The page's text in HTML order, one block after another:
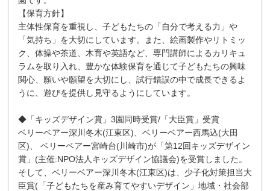
【保育方針】
主体性保育を重視し、子どもたちの「自分で考える力」や
「気持ち」を大切にしています。また、絵画製作やリトミッ
ク、体操や茶道、木育や英語など、専門講師によるカリキュ
ラムを取り入れ、豊かな体験保育を通じて子どもたちの興味
関心、願いや願望を大切にし、試行錯誤の中で成長できるよ
うに、遊びを提供し見守るようにしています。
◆「キッズデザイン賞」3園同時受賞/「大臣賞」受賞
ベリーベアー深川冬木(江東区)、ベリーベアー西馬込(大田
区)、 ベリーベアー宮崎台(川崎市)が「第12回キッズデザイン
賞」(主催:NPO法人キッズデザイン協議会)を受賞しました。
そして、ベリーベアー深川冬木(江東区)は、少子化対策担当大
臣賞(「子どもたちを産み育てやすいデザイン」地域・社会部